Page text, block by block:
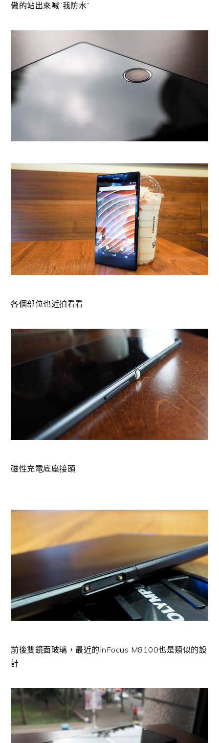
傲的站出來喊”我防水”
各個部位也近拍看看
磁性充電底座接頭
前後雙鏡面玻璃，最近的InFocus M8100也是類似的設
計